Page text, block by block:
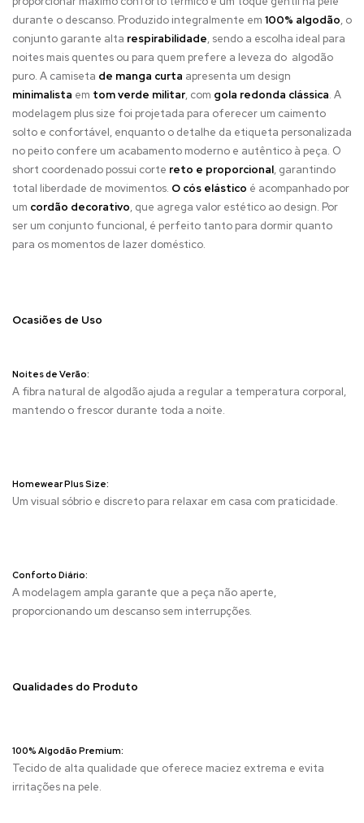
durante o descanso. Produzido integralmente em 100% algodão, o
conjunto garante alta respirabilidade, sendo a escolha ideal para
noites mais quentes ou para quem prefere a leveza do algodão
puro. A camiseta de manga curta apresenta um design
minimalista em tom verde militar, com gola redonda clássica. A
modelagem plus size foi projetada para oferecer um caimento
solto e confortável, enquanto o detalhe da etiqueta personalizada
no peito confere um acabamento moderno e autêntico à peça. O
short coordenado possui corte reto e proporcional, garantindo
total liberdade de movimentos. O cós elástico é acompanhado por
um cordão decorativo, que agrega valor estético ao design. Por
ser um conjunto funcional, é perfeito tanto para dormir quanto
para os momentos de lazer doméstico.
Ocasiões de Uso
Noites de Verão:
A fibra natural de algodão ajuda a regular a temperatura corporal,
mantendo o frescor durante toda a noite.
Homewear Plus Size:
Um visual sóbrio e discreto para relaxar em casa com praticidade.
Conforto Diário:
A modelagem ampla garante que a peça não aperte,
proporcionando um descanso sem interrupções.
Qualidades do Produto
100% Algodão Premium:
Tecido de alta qualidade que oferece maciez extrema e evita
irritações na pele.